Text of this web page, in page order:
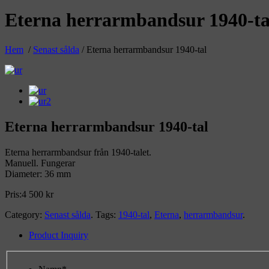
Eterna herrarmbandsur 1940-
Hem / Senast sålda / Eterna herrarmbandsur 1940-tal
Eterna herrarmbandsur 1940-tal
Eterna herrarmbandsur från 1940-talet.
Manuell. Fungerar
Diameter: 36 mm
Pris:4 500 kr
Category: Senast sålda. Tags: 1940-tal, Eterna, herrarmbandsur.
Product Inquiry